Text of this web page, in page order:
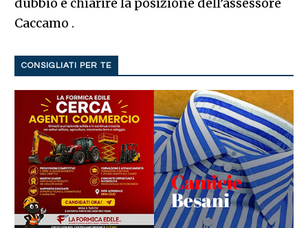
Caccamo .
CONSIGLIATI PER TE